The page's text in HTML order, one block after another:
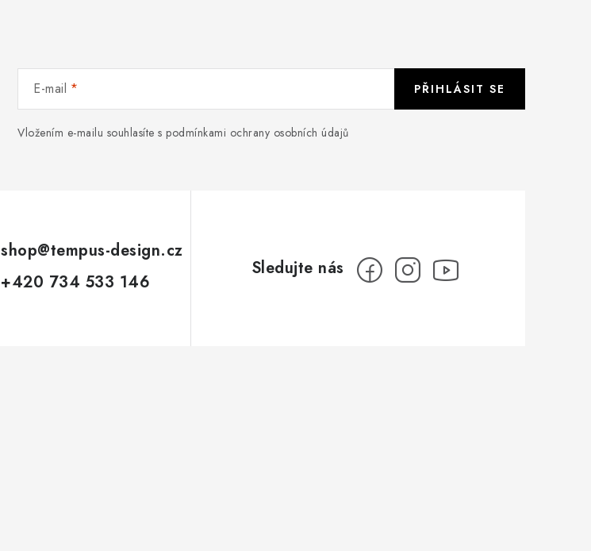
E-mail
Vložením e-mailu souhlasíte s podmínkami ochrany osobních údajů
PŘIHLÁSIT SE
shop@tempus-design.cz
+420 734 533 146